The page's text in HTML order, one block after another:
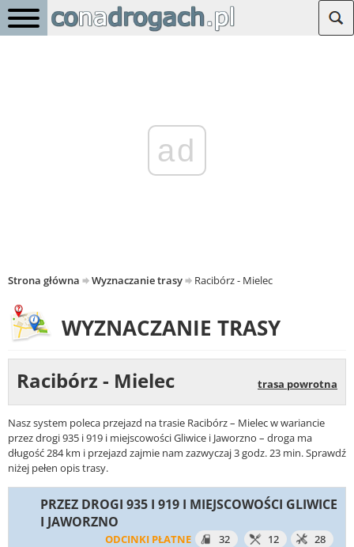
ad
Strona główna Wyznaczanie trasy Racibórz - Mielec
WYZNACZANIE TRASY
Racibórz - Mielec trasa powrotna
Nasz system poleca przejazd na trasie Racibórz – Mielec w wariancie
przez drogi 935 i 919 i miejscowości Gliwice i Jaworzno – droga ma
długość 284 km i przejazd zajmie nam zazwyczaj 3 godz. 23 min. Sprawdź
niżej pełen opis trasy.
PRZEZ DROGI 935 I 919 I MIEJSCOWOŚCI GLIWICE
I JAWORZNO
ODCINKI PŁATNE 32 12 28